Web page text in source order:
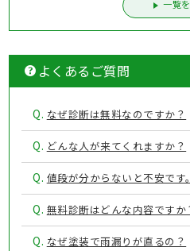
一覧
よくあるご質問
Q. なぜ診断は無料なのですか？
Q. どんな人が来てくれますか？
Q. 値段が分からないと不安です。
Q. 無料診断はどんな内容ですか
Q. なぜ塗装で雨漏りが直るの？